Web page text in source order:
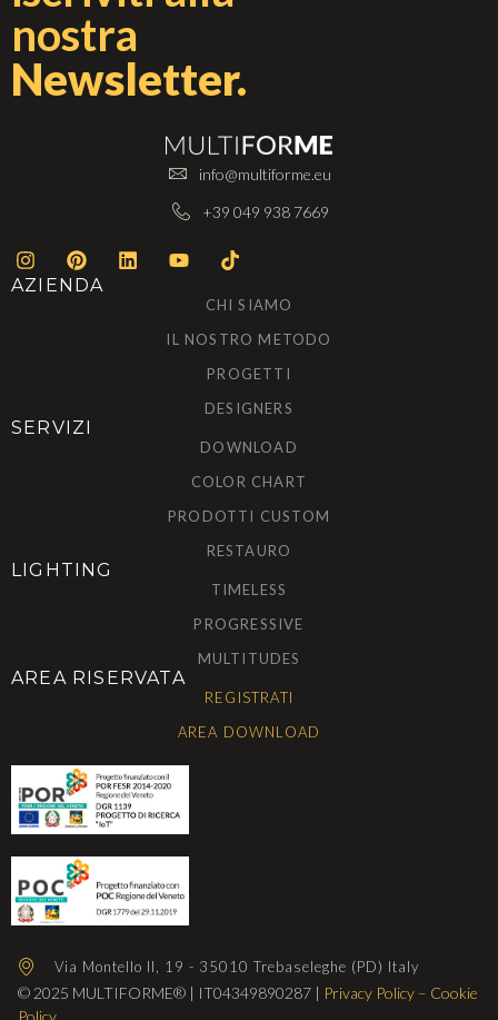
nostra
Newsletter.
info@multiforme.eu
+39 049 938 7669
AZIENDA
CHI SIAMO
IL NOSTRO METODO
PROGETTI
DESIGNERS
SERVIZI
DOWNLOAD
COLOR CHART
PRODOTTI CUSTOM
RESTAURO
LIGHTING
TIMELESS
PROGRESSIVE
MULTITUDES
AREA RISERVATA
REGISTRATI
AREA DOWNLOAD
Via Montello II, 19 - 35010 Trebaseleghe (PD) Italy
© 2025 MULTIFORME® | IT04349890287 | Privacy Policy – Cookie
Policy